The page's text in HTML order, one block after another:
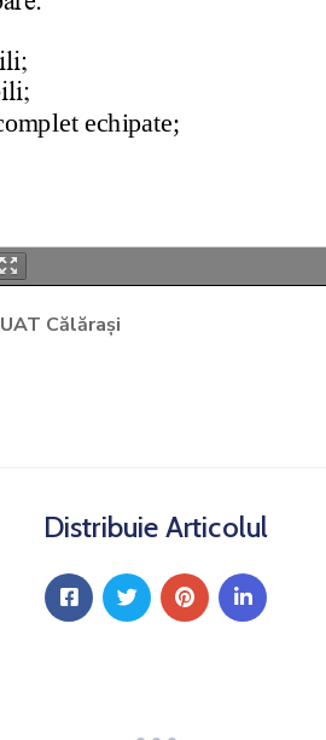
UAT Călărași
Distribuie Articolul